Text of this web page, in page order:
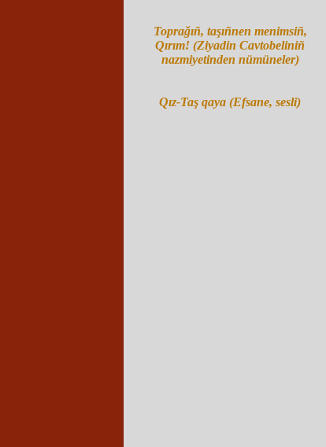
Toprağıñ, taşıñnen menimsiñ,
Qırım! (Ziyadin Cavtobeliniñ
nazmiyetinden nümüneler)
Qız-Taş qaya (Efsane, sesli)